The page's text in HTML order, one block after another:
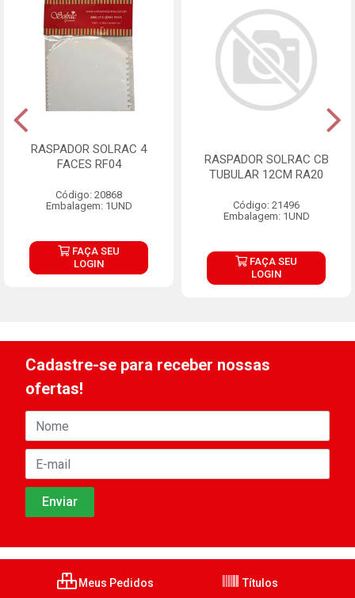
RASPADOR SOLRAC 4
FACES RF04
Código: 20868
Embalagem: 1UND
FAÇA SEU
LOGIN
RASPADOR SOLRAC CB
TUBULAR 12CM RA20
Código: 21496
Embalagem: 1UND
FAÇA SEU
LOGIN
Cadastre-se para receber nossas
ofertas!
Meus Pedidos Títulos